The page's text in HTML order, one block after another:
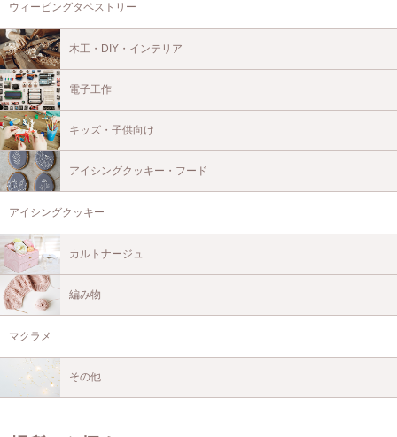
ウィービングタペストリー
木工・DIY・インテリア
電子工作
キッズ・子供向け
アイシングクッキー・フード
アイシングクッキー
カルトナージュ
編み物
マクラメ
その他